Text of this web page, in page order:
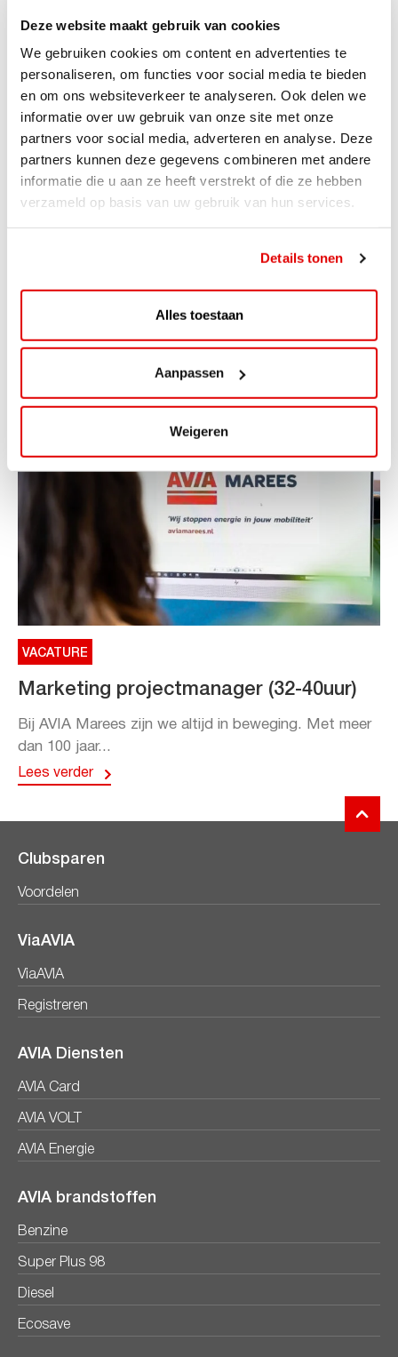
Deze website maakt gebruik van cookies
We gebruiken cookies om content en advertenties te
personaliseren, om functies voor social media te bieden
en om ons websiteverkeer te analyseren. Ook delen we
informatie over uw gebruik van onze site met onze
partners voor social media, adverteren en analyse. Deze
partners kunnen deze gegevens combineren met andere
informatie die u aan ze heeft verstrekt of die ze hebben
verzameld op basis van uw gebruik van hun services.
Details tonen
Alles toestaan
Aanpassen
Weigeren
ACTIE
ViaAVIA Super Deal: 20% korting bij
ViaLuxury Hotels
Toe aan een ontspannen nachtje...
VACATURE
Marketing projectmanager (32-40uur)
Bij AVIA Marees zijn we altijd in beweging. Met meer
dan 100 jaar...
Lees verder
Clubsparen
Voordelen
ViaAVIA
ViaAVIA
Registreren
AVIA Diensten
AVIA Card
AVIA VOLT
AVIA Energie
AVIA brandstoffen
Benzine
Super Plus 98
Diesel
Ecosave